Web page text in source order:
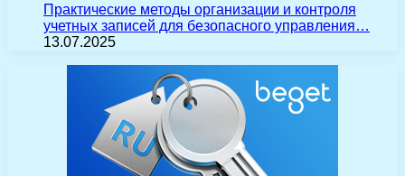
Практические методы организации и контроля
учетных записей для безопасного управления…
13.07.2025